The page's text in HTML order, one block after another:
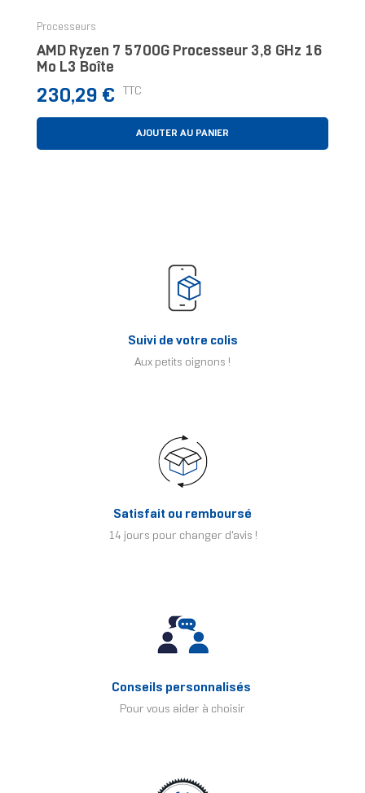
Processeurs
AMD Ryzen 7 5700G Processeur 3,8 GHz 16
Mo L3 Boîte
Prix
230,29 € TTC
AJOUTER AU PANIER
Suivi de votre colis
Aux petits oignons !
Satisfait ou remboursé
14 jours pour changer d'avis !
Conseils personnalisés
Pour vous aider à choisir